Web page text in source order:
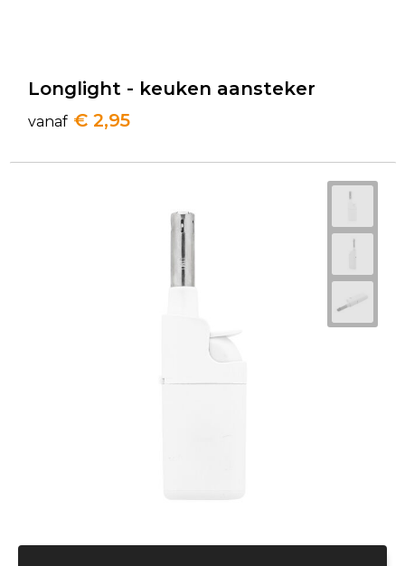
Longlight - keuken aansteker
vanaf € 2,95